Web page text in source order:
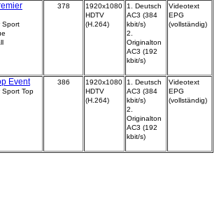
Sport
378
1920x1080
HDTV
(H.264)
1. Deutsch
AC3 (384
kbit/s)
2.
Originalton
AC3 (192
kbit/s)
Videotext
EPG
(vollständig)
Event
Sport Top
386
1920x1080
HDTV
(H.264)
1. Deutsch
AC3 (384
kbit/s)
2.
Originalton
AC3 (192
kbit/s)
Videotext
EPG
(vollständig)